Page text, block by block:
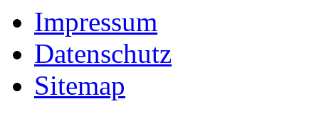
Impressum
Datenschutz
Sitemap